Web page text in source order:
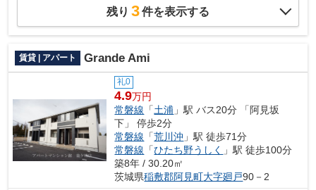
残り 3件を表示する
賃貸 | アパート Grande Ami
礼0
4.9万円
常磐線 「土浦 」駅 バス20分 「阿見坂
下」 停歩2分
常磐線 「荒川沖 」駅 徒歩71分
常磐線 「ひたち野うしく
」駅 徒歩100分
築8年 / 30.20㎡
茨城県稲敷郡阿見町大字廻戸90－2